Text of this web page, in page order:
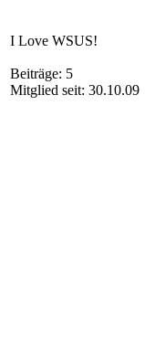
I Love WSUS!
Beiträge: 5
Mitglied seit: 30.10.09